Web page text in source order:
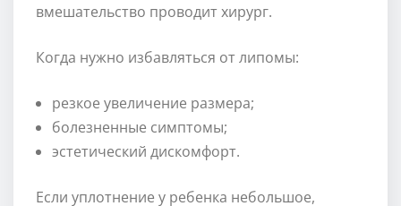
вмешательство проводит хирург.
Когда нужно избавляться от липомы:
резкое увеличение размера;
болезненные симптомы;
эстетический дискомфорт.
Если уплотнение у ребенка небольшое,